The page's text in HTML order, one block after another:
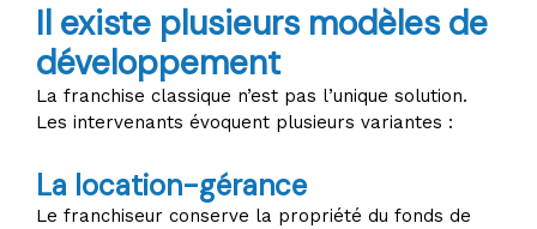
Il existe plusieurs modèles de
développement
La franchise classique n’est pas l’unique solution.
Les intervenants évoquent plusieurs variantes :
La location-gérance
Le franchiseur conserve la propriété du fonds de